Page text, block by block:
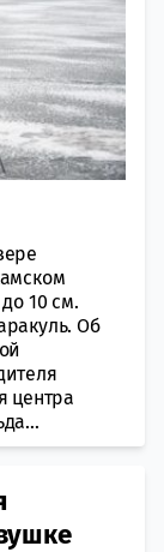
10 см.
Об
центра